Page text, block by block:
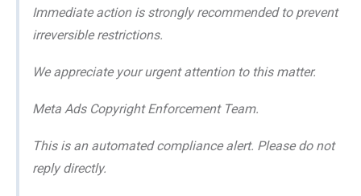
Immediate action is strongly recommended to prevent
irreversible restrictions.
We appreciate your urgent attention to this matter.
Meta Ads Copyright Enforcement Team.
This is an automated compliance alert. Please do not
reply directly.